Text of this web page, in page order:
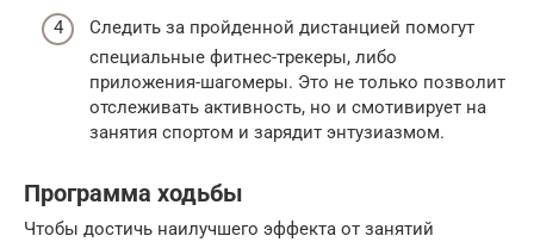
Следить за пройденной дистанцией помогут
специальные фитнес-трекеры, либо
приложения-шагомеры. Это не только позволит
отслеживать активность, но и смотивирует на
занятия спортом и зарядит энтузиазмом.
Программа ходьбы
Чтобы достичь наилучшего эффекта от занятий